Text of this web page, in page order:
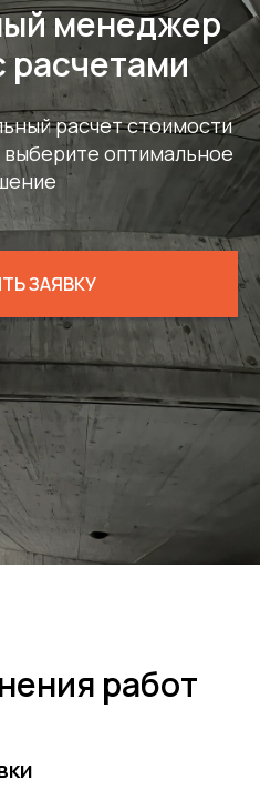
менеджер
расчет стоимости
оптимальное
ЗАЯВКУ
работ